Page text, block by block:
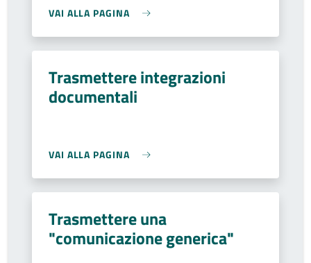
VAI ALLA PAGINA
Trasmettere integrazioni
documentali
VAI ALLA PAGINA
Trasmettere una
"comunicazione generica"